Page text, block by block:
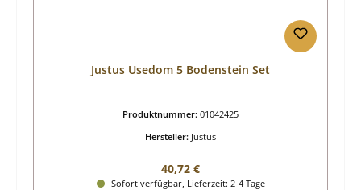
Justus Usedom 5 Bodenstein Set
Produktnummer: 01042425
Hersteller: Justus
Regulärer Preis:
40,72 €
Sofort verfügbar, Lieferzeit: 2-4 Tage